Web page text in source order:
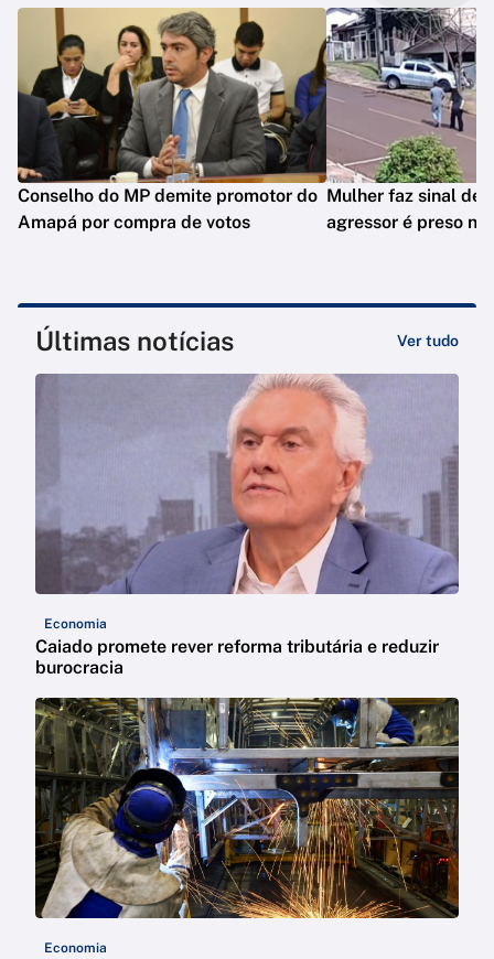
Conselho do MP demite promotor do
Amapá por compra de votos
Mulher faz sinal de
agressor é preso no
Últimas notícias Ver tudo
Economia
Caiado promete rever reforma tributária e reduzir
burocracia
Economia